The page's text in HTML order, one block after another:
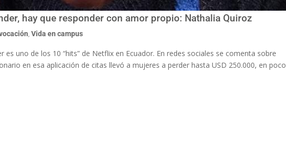
hay que responder con amor propio: Nathalia Quiroz
,Vida en campus
es uno de los 10 “hits” de Netflix en Ecuador. En redes sociales se comenta sobre
en esa aplicación de citas llevó a mujeres a perder hasta USD 250.000, en poco